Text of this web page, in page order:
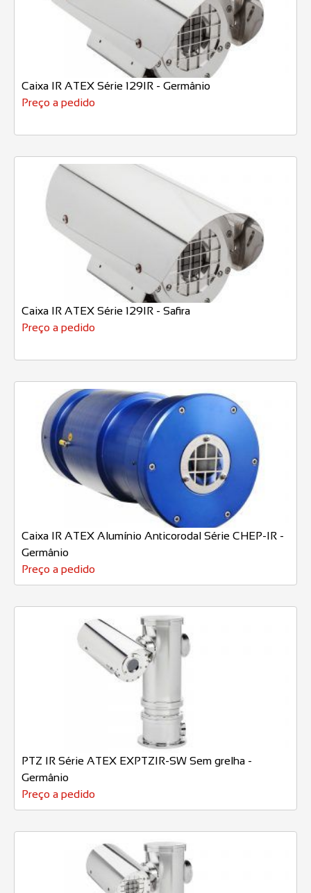
Caixa IR ATEX Série 129IR - Germânio
Preço a pedido
Caixa IR ATEX Série 129IR - Safira
Preço a pedido
Caixa IR ATEX Alumínio Anticorodal Série CHEP-IR -
Germânio
Preço a pedido
PTZ IR Série ATEX EXPTZIR-SW Sem grelha -
Germânio
Preço a pedido